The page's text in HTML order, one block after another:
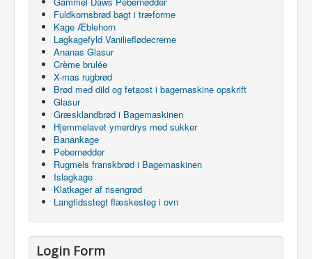
Fuldkornsbrød bagt i træforme
Kage Æblehorn
Lagkagefyld Vanilieflødecreme
Ananas Glasur
Crème brulée
X-mas rugbrød
Brød med dild og fetaost i bagemaskine opskrift
Glasur
Græsklandbrød i Bagemaskinen
Hjemmelavet ymerdrys med sukker
Banankage
Pebernødder
Rugmels franskbrød i Bagemaskinen
Islagkage
Klatkager af risengrød
Langtidsstegt flæskesteg i ovn
Login Form